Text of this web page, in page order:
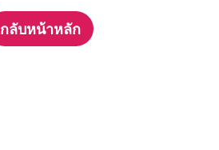
กลับหน้าหลัก